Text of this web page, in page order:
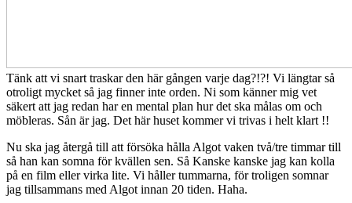
Tänk att vi snart traskar den här gången varje dag?!?! Vi längtar så
otroligt mycket så jag finner inte orden. Ni som känner mig vet
säkert att jag redan har en mental plan hur det ska målas om och
möbleras. Sån är jag. Det här huset kommer vi trivas i helt klart !!
Nu ska jag återgå till att försöka hålla Algot vaken två/tre timmar till
så han kan somna för kvällen sen. Så Kanske kanske jag kan kolla
på en film eller virka lite. Vi håller tummarna, för troligen somnar
jag tillsammans med Algot innan 20 tiden. Haha.